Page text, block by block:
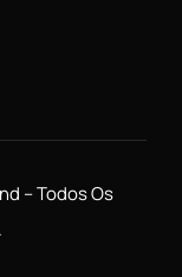
– Todos Os